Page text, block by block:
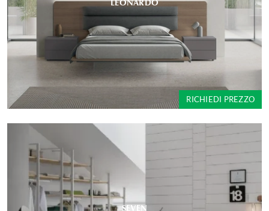
LEONARDO
RICHIEDI PREZZO
SEVEN